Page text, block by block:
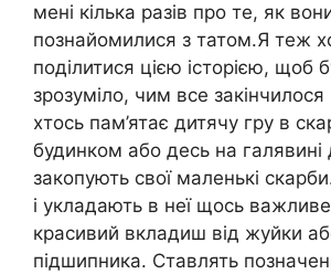
мені кілька разів про те, як
познайомилися з татом.Я теж
поділитися цією історією, щоб
зрозуміло, чим все
хтось пам’ятає дитячу гру в
будинком або десь на галявині
закопують свої маленькі
і укладають в неї щось
красивий вкладиш від жуйки
підшипника. Ставлять